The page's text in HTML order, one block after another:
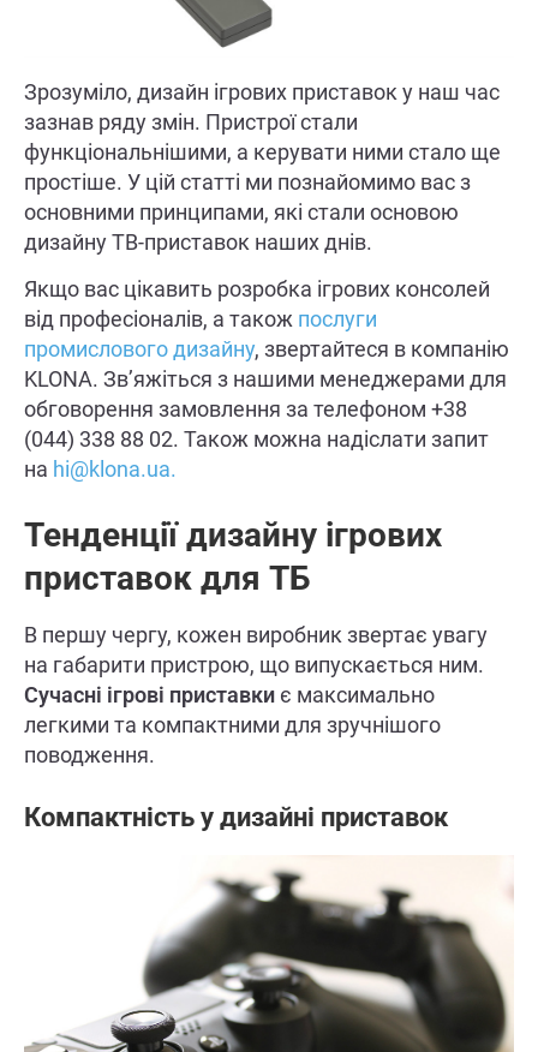
Зрозуміло, дизайн ігрових приставок у наш час
зазнав ряду змін. Пристрої стали
функціональнішими, а керувати ними стало ще
простіше. У цій статті ми познайомимо вас з
основними принципами, які стали основою
дизайну ТВ-приставок наших днів.
Якщо вас цікавить розробка ігрових консолей
від професіоналів, а також послуги
промислового дизайну, звертайтеся в компанію
KLONA. Зв’яжіться з нашими менеджерами для
обговорення замовлення за телефоном +38
(044) 338 88 02. Також можна надіслати запит
на hi@klona.ua.
Тенденції дизайну ігрових
приставок для ТБ
В першу чергу, кожен виробник звертає увагу
на габарити пристрою, що випускається ним.
Сучасні ігрові приставки є максимально
легкими та компактними для зручнішого
поводження.
Компактність у дизайні приставок